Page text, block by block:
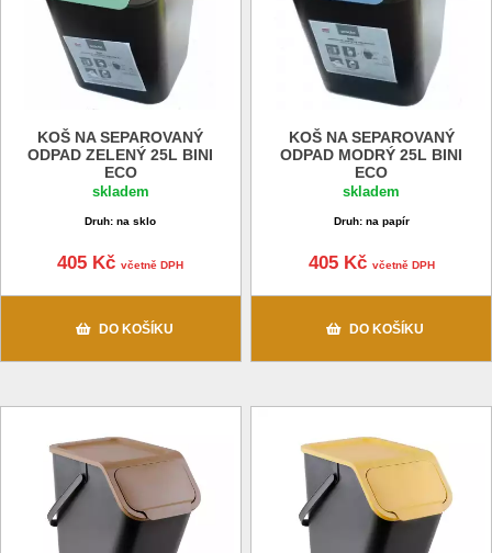
KOŠ NA SEPAROVANÝ
ODPAD ZELENÝ 25L BINI
ECO
skladem
Druh: na sklo
405 Kčvčetně DPH
DO KOŠÍKU
KOŠ NA SEPAROVANÝ
ODPAD MODRÝ 25L BINI
ECO
skladem
Druh: na papír
405 Kč včetně DPH
DO KOŠÍKU